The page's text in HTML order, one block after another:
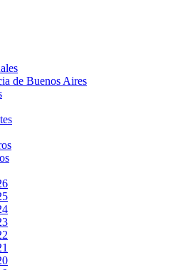
de Buenos Aires